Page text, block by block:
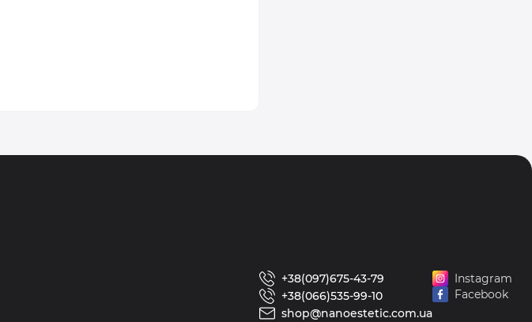
+38(097)675-43-79
+38(066)535-99-10
shop@nanoestetic.com.ua
Instagram
Facebook